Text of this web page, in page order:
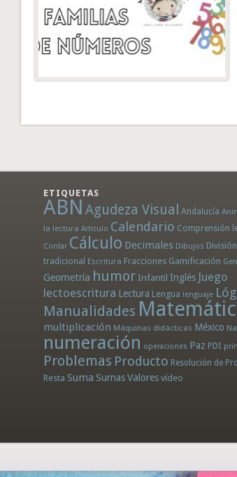
ETIQUETAS
ABN Agudeza Visual Andalucía
la lectura Artículo Calendario Comprensión
Contar Cálculo Decimales Dibujos División
tradicional Escritura Fracciones Gamificación
Geometría humor Infantil Inglés Juego
lectoescritura Lectura Lengua lenguaje
Manualidades
multiplicación Máquinas didácticas México
numeración operaciones Paz PDI
Problemas Producto Resolución de
Resta Suma SumasValores vídeo